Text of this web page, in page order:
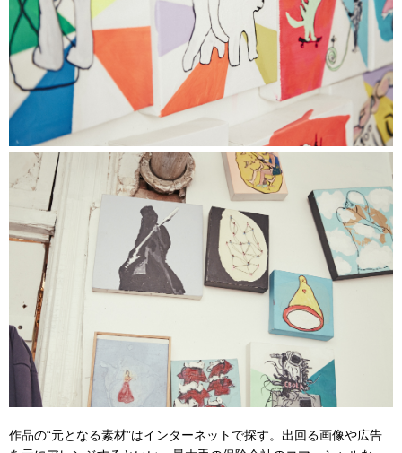
作品の“元となる素材”はインターネットで探す。出回る画像や広告